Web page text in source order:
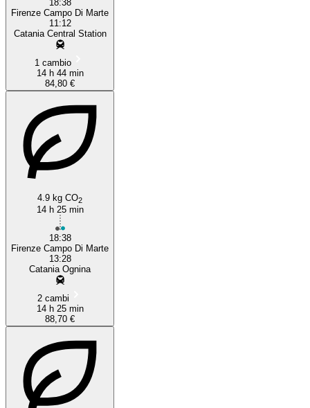
18:38
Firenze Campo Di Marte
11:12
Catania Central Station
1 cambio
14 h 44 min
84,80 €
4.9 kg CO2
14 h 25 min
18:38
Firenze Campo Di Marte
13:28
Catania Ognina
2 cambi
14 h 25 min
88,70 €